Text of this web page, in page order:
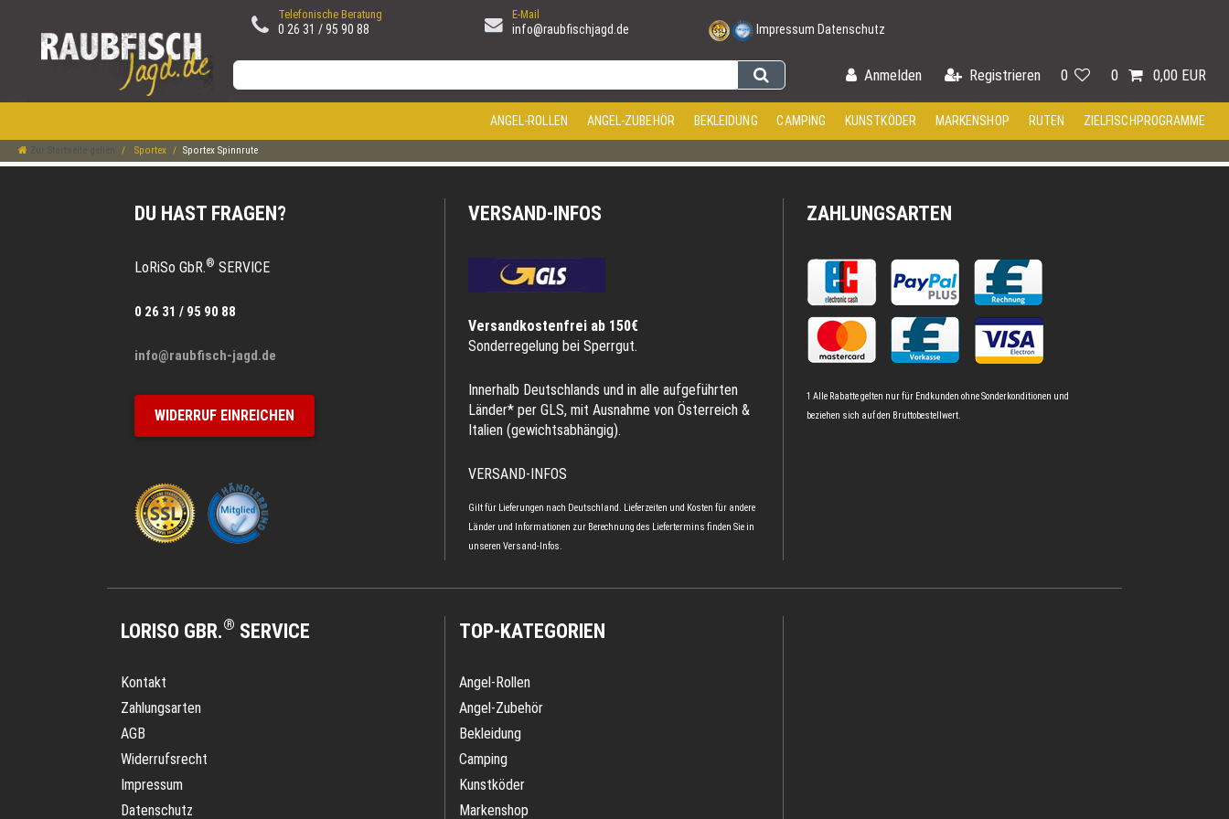
Telefonische Beratung
0 26 31 / 95 90 88
E-Mail
info@raubfischjagd.de Impressum Datenschutz
Anmelden Registrieren 0 0 0,00 EUR
ANGEL-ROLLEN ANGEL-ZUBEHÖR BEKLEIDUNG CAMPING KUNSTKÖDER MARKENSHOP RUTEN ZIELFISCHPROGRAMME
Zur Startseite gehen Sportex Sportex Spinnrute
DU HAST FRAGEN?
LoRiSo GbR.® SERVICE
0 26 31 / 95 90 88
info@raubfisch-jagd.de
WIDERRUF EINREICHEN
VERSAND-INFOS
Versandkostenfrei ab 150€
Sonderregelung bei Sperrgut.
Innerhalb Deutschlands und in alle aufgeführten
Länder* per GLS, mit Ausnahme von Österreich &
Italien (gewichtsabhängig).
VERSAND-INFOS
Gilt für Lieferungen nach Deutschland. Lieferzeiten und Kosten für andere
Länder und Informationen zur Berechnung des Liefertermins finden Sie in
unseren Versand-Infos.
ZAHLUNGSARTEN
1 Alle Rabatte gelten nur für Endkunden ohne Sonderkonditionen und
beziehen sich auf den Bruttobestellwert.
LORISO GBR.® SERVICE
Kontakt
Zahlungsarten
AGB
Widerrufsrecht
Impressum
Datenschutz
TOP-KATEGORIEN
Angel-Rollen
Angel-Zubehör
Bekleidung
Camping
Kunstköder
Markenshop